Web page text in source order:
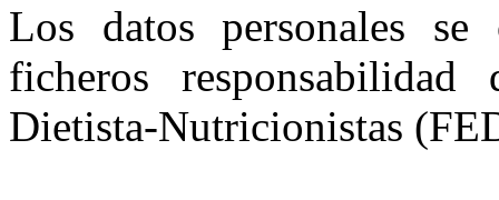
Los datos personales
ficheros
Dietista-Nutricionistas